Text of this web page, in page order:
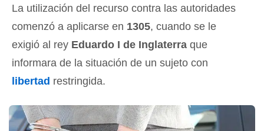
La utilización del recurso contra las autoridades
comenzó a aplicarse en 1305, cuando se le
exigió al rey Eduardo I de Inglaterra que
informara de la situación de un sujeto con
libertad restringida.